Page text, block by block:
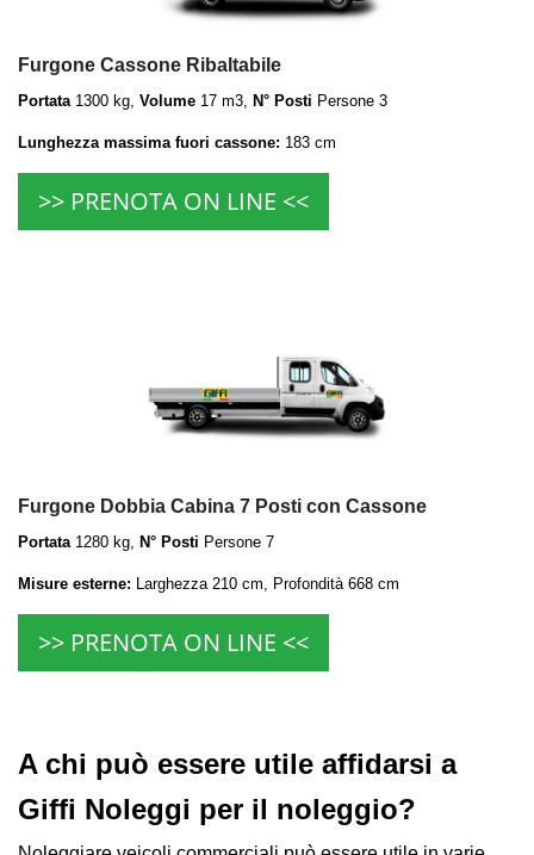
Furgone Cassone Ribaltabile
Portata 1300 kg, Volume 17 m3, N° Posti Persone 3
Lunghezza massima fuori cassone: 183 cm
>> PRENOTA ON LINE <<
Furgone Dobbia Cabina 7 Posti con Cassone
Portata1280 kg, N° Posti Persone 7
Misure esterne: Larghezza 210 cm, Profondità 668 cm
>> PRENOTA ON LINE <<
A chi può essere utile affidarsi a
Giffi Noleggi per il noleggio?